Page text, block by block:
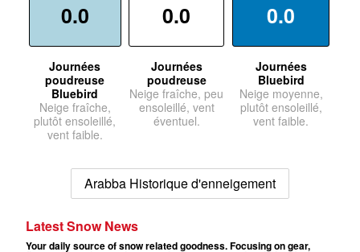
0.0
Journées
poudreuse
Bluebird
Neige fraîche,
plutôt ensoleillé,
vent faible.
0.0
Journées
poudreuse
Neige fraîche, peu
ensoleillé, vent
éventuel.
0.0
Journées
Bluebird
Neige moyenne,
plutôt ensoleillé,
vent faible.
Arabba Historique d'enneigement